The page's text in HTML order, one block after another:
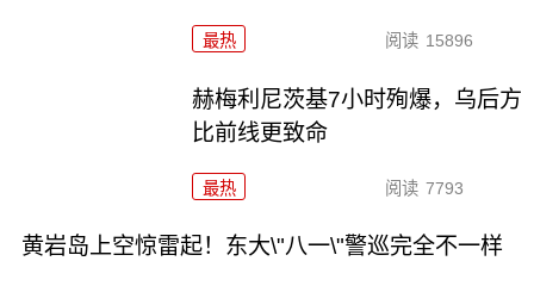
最热 阅读 15896
赫梅利尼茨基7小时殉爆，乌后方
比前线更致命
最热 阅读 7793
黄岩岛上空惊雷起！东大\"八一\"警巡完全不一样